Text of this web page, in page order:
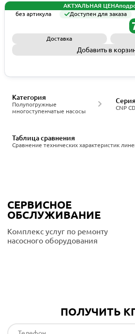
АКТУАЛЬНАЯ ЦЕНА
без артикула
Доступен для заказа
Доставка
Добавить в
Полупогружные
многоступенчатые насосы
Категория
CNP
Серия
Сравнение технических характеристик
Таблица сравнения
СЕРВИСНОЕ
ОБСЛУЖИВАНИЕ
Комплекс услуг по ремонту
насосного оборудования
ПОЛУЧИТЬ